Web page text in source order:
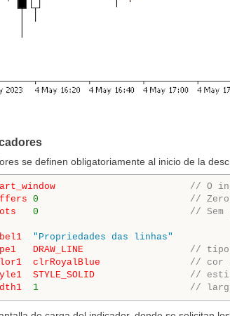
se definen obligatoriamente al inicio de la
// O
0
//
0
// Sem
"Propriedades das linhas"
DRAW_LINE
// tipo
clrRoyalBlue
// cor
STYLE_SOLID
//
1 //